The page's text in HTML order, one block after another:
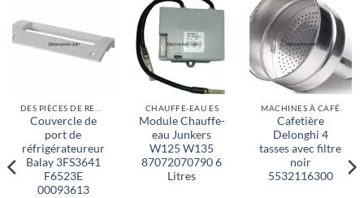
Couvercle de
port de
réfrigérateureur
Balay 3FS3641
F6523E
00093613
CHAUFFE-EAU ES
Module Chauffe-
eau Junkers
W125 W135
87072070790 6
Litres
MACHINES À CAFÉ
Cafetière
Delonghi 4
tasses avec filtre
noir
5532116300